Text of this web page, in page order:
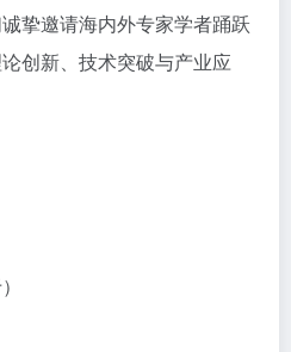
挚邀请海内外专家学者踊跃
创新、技术突破与产业应